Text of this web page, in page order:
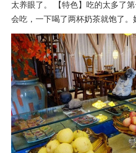
太养眼了。 【特色】吃的太多了
会吃，一下喝了两杯奶茶就饱了。